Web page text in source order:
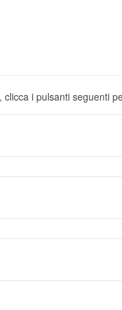
i pulsanti seguenti